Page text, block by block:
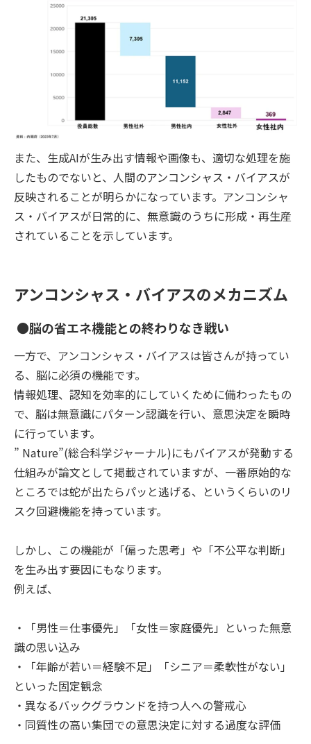
また、生成AIが生み出す情報や画像も、適切な処理を施
したものでないと、人間のアンコンシャス・バイアスが
反映されることが明らかになっています。アンコンシャ
ス・バイアスが日常的に、無意識のうちに形成・再生産
されていることを示しています。
アンコンシャス・バイアスのメカニズム
●脳の省エネ機能との終わりなき戦い
一方で、アンコンシャス・バイアスは皆さんが持ってい
る、脳に必須の機能です。
情報処理、認知を効率的にしていくために備わったもの
で、脳は無意識にパターン認識を行い、意思決定を瞬時
に行っています。
” Nature”(総合科学ジャーナル)にもバイアスが発動する
仕組みが論文として掲載されていますが、一番原始的な
ところでは蛇が出たらパッと逃げる、というくらいのリ
スク回避機能を持っています。
しかし、この機能が「偏った思考」や「不公平な判断」
を生み出す要因にもなります。
例えば、
・「男性＝仕事優先」「女性＝家庭優先」といった無意
識の思い込み
・「年齢が若い＝経験不足」「シニア＝柔軟性がない」
といった固定観念
・異なるバックグラウンドを持つ人への警戒心
・同質性の高い集団での意思決定に対する過度な評価